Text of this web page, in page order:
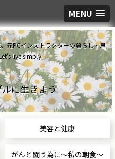
MENU
元PCインストラクターの暮らし・思
live simply
に生きよう
美容と健康
がんと闘う為に～私の朝食～